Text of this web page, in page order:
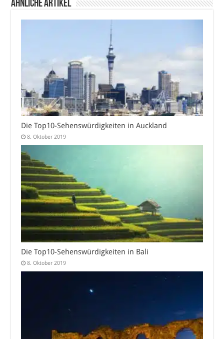
Ähnliche Artikel
Die Top10-Sehenswürdigkeiten in Auckland
8. Oktober 2019
Die Top10-Sehenswürdigkeiten in Bali
8. Oktober 2019